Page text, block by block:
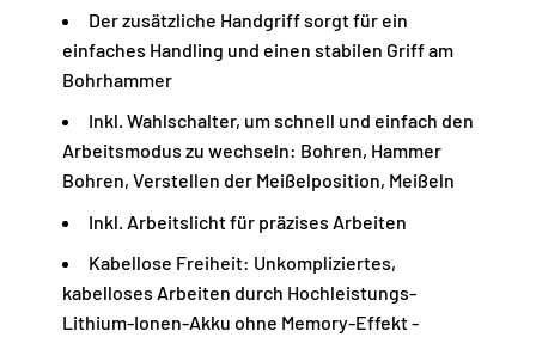
Der zusätzliche Handgriff sorgt für ein
einfaches Handling und einen stabilen Griff am
Bohrhammer
Inkl. Wahlschalter, um schnell und einfach den
Arbeitsmodus zu wechseln: Bohren, Hammer
Bohren, Verstellen der Meißelposition, Meißeln
Inkl. Arbeitslicht für präzises Arbeiten
Kabellose Freiheit: Unkompliziertes,
kabelloses Arbeiten durch Hochleistungs-
Lithium-Ionen-Akku ohne Memory-Effekt -